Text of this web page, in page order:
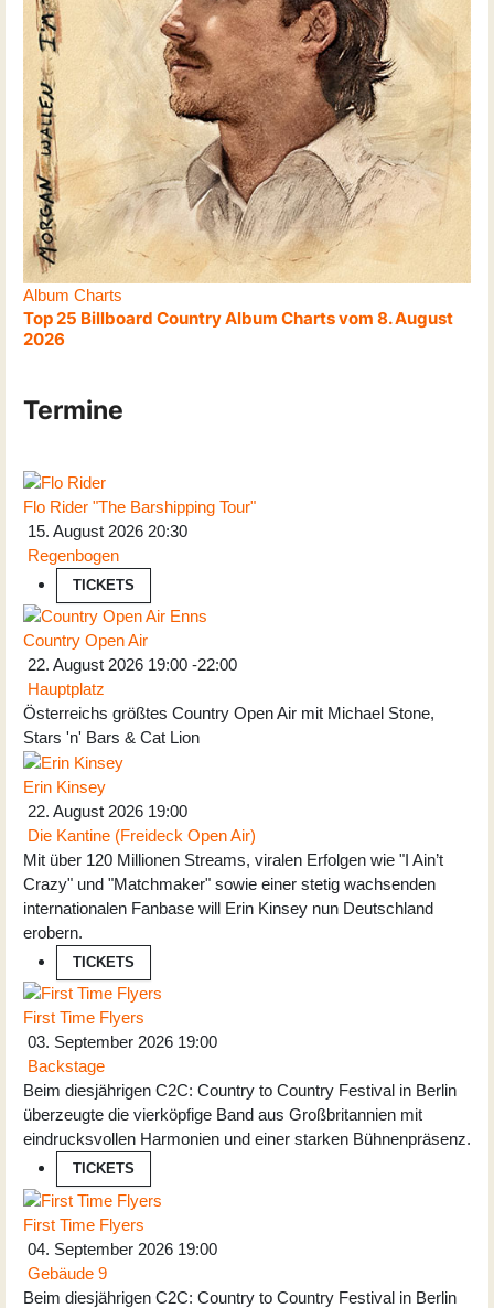
Album Charts
Top 25 Billboard Country Album Charts vom 8. August
2026
Termine
Flo Rider "The Barshipping Tour"
15. August 2026 20:30
Regenbogen
TICKETS
Country Open Air
22. August 2026 19:00 -22:00
Hauptplatz
Österreichs größtes Country Open Air mit Michael Stone,
Stars 'n' Bars & Cat Lion
Erin Kinsey
22. August 2026 19:00
Die Kantine (Freideck Open Air)
Mit über 120 Millionen Streams, viralen Erfolgen wie "I Ain’t
Crazy" und "Matchmaker" sowie einer stetig wachsenden
internationalen Fanbase will Erin Kinsey nun Deutschland
erobern.
TICKETS
First Time Flyers
03. September 2026 19:00
Backstage
Beim diesjährigen C2C: Country to Country Festival in Berlin
überzeugte die vierköpfige Band aus Großbritannien mit
eindrucksvollen Harmonien und einer starken Bühnenpräsenz.
TICKETS
First Time Flyers
04. September 2026 19:00
Gebäude 9
Beim diesjährigen C2C: Country to Country Festival in Berlin